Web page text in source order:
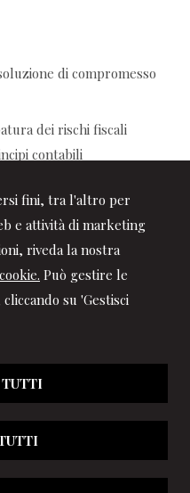
fini, tra l'altro per
e attività di marketing
riveda la nostra
Può gestire le
su 'Gestisci
di compromesso
dei rischi fiscali
contabili
succede durante ferie e